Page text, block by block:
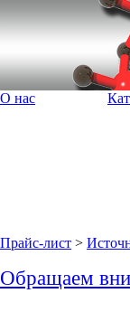
О нас
Прайс-лист >
Обращаем